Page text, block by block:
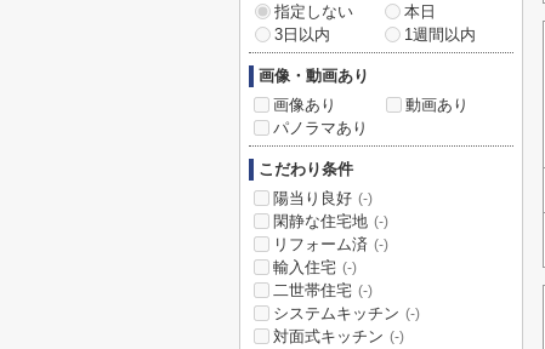
指定しない
本日
3日以内
1週間以内
画像・動画あり
画像あり
動画あり
パノラマあり
こだわり条件
陽当り良好 (-)
閑静な住宅地 (-)
リフォーム済 (-)
輸入住宅 (-)
二世帯住宅 (-)
システムキッチン (-)
対面式キッチン (-)